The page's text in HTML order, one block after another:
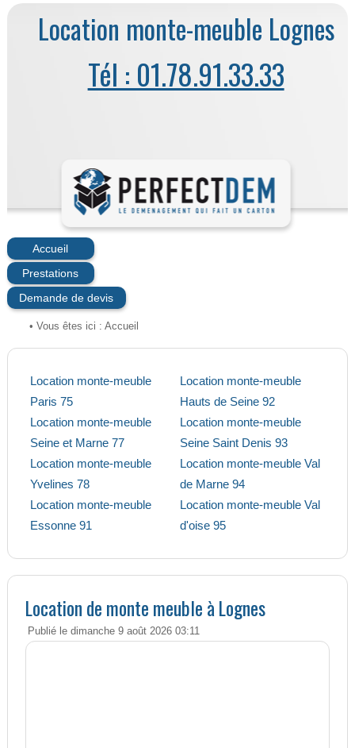
Location monte-meuble Lognes
Tél : 01.78.91.33.33
Accueil
Prestations
Demande de devis
• Vous êtes ici : Accueil
Location monte-meuble
Paris 75
Location monte-meuble
Seine et Marne 77
Location monte-meuble
Yvelines 78
Location monte-meuble
Essonne 91
Location monte-meuble
Hauts de Seine 92
Location monte-meuble
Seine Saint Denis 93
Location monte-meuble Val
de Marne 94
Location monte-meuble Val
d'oise 95
Location de monte meuble à Lognes
Publié le dimanche 9 août 2026 03:11